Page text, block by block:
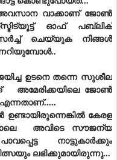
വാക്കാണ് ജോൺ
ഓഫ് പബ്ലിക്
ചെയ്യുക നിങ്ങൾ
ഉടനെ തന്നെ സുശീല
അമേരിക്കയിലെ ജോൺ
കേരള
അവിടെ സൗജന്യ
ട്ട നാട്ടുകാര്‍ക്കും
ലഭിക്കുമായിരുന്നു...